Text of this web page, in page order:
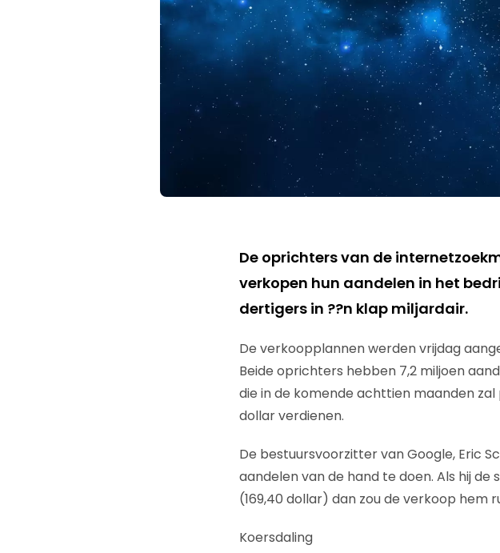
De oprichters van de
verkopen hun aandelen in het
dertigers in ??n klap miljardair.
De verkoopplannen werden vrijdag
Beide oprichters hebben 7,2 miljoen
die in de komende achttien maanden zal
dollar verdienen.
De bestuursvoorzitter van Google, Eric
aandelen van de hand te doen. Als hij
(169,40 dollar) dan zou de verkoop hem
Koersdaling